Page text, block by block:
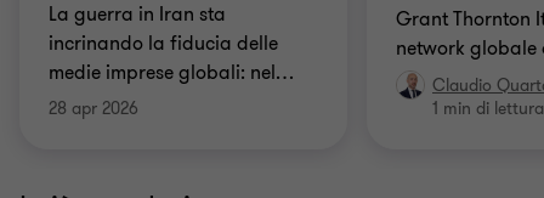
La guerra in Iran sta
incrinando la fiducia delle
medie imprese globali: nel…
28 apr 2026
Grant Thornton
network globale
Claudio
1 min di lettura